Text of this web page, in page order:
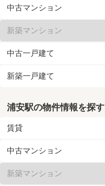
中古マンション
新築マンション
中古一戸建て
新築一戸建て
浦安駅の物件情報を探す
賃貸
中古マンション
新築マンション